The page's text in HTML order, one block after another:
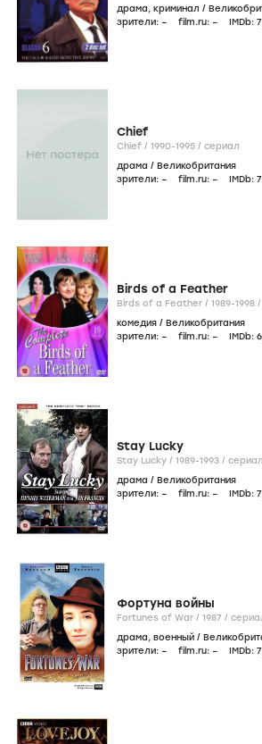
драма, криминал /
зрители: – film.ru: – IMDb: 7
Chief
Chief / 1990-1995 / сериал
драма / Великобритания
зрители: – film.ru: – IMDb: 7
Birds of a Feather
Birds of a Feather / 1989-1998 /
комедия / Великобритания
зрители: – film.ru: – IMDb: 6
Stay Lucky
Stay Lucky / 1989-1993 / сериал
драма / Великобритания
зрители: – film.ru: – IMDb: 7
Фортуна войны
Fortunes of War / 1987 /
драма, военный /
зрители: – film.ru: – IMDb: 7